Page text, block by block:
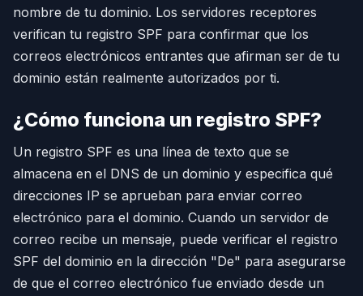
nombre de tu dominio. Los servidores receptores
verifican tu registro SPF para confirmar que los
correos electrónicos entrantes que afirman ser de tu
dominio están realmente autorizados por ti.
¿Cómo funciona un registro SPF?
Un registro SPF es una línea de texto que se
almacena en el DNS de un dominio y especifica qué
direcciones IP se aprueban para enviar correo
electrónico para el dominio. Cuando un servidor de
correo recibe un mensaje, puede verificar el registro
SPF del dominio en la dirección "De" para asegurarse
de que el correo electrónico fue enviado desde un